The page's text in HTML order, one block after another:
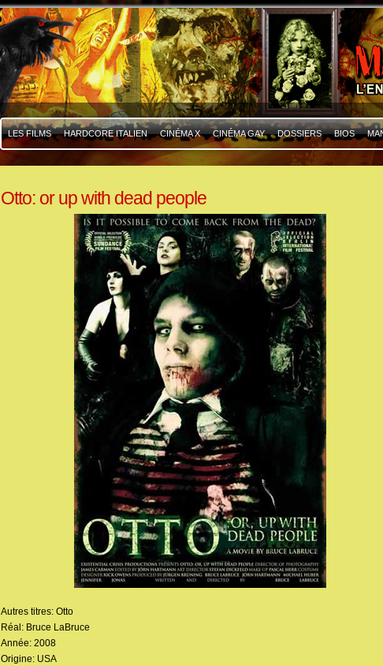
LES FILMS HARDCORE ITALIEN CINÉMA X CINÉMA GAY DOSSIERS BIOS
Otto: or up with dead people
Autres titres: Otto
Réal: Bruce LaBruce
Année: 2008
Origine: USA